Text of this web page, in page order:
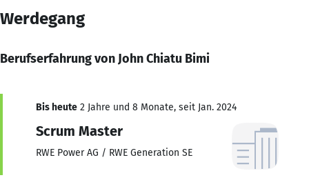
Werdegang
Berufserfahrung von John Chiatu Bimi
Bis heute 2 Jahre und 8 Monate, seit Jan. 2024
Scrum Master
RWE Power AG / RWE Generation SE